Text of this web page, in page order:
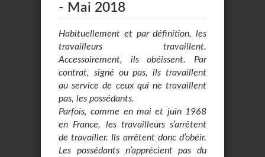
- Mai 2018
Habituellement et par définition, les
travailleurs travaillent.
Accessoirement, ils obéissent. Par
contrat, signé ou pas, ils travaillent
au service de ceux qui ne travaillent
pas, les possédants.
Parfois, comme en mai et juin 1968
en France, les travailleurs s’arrêtent
de travailler. Ils arrêtent donc d’obéir.
Les possédants n’apprécient pas du